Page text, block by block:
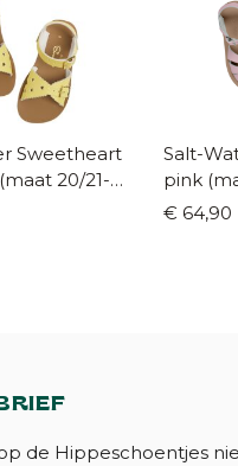
Sweetheart
20/21-
Salt-
pink
€ 64,90
de Hippeschoentjes